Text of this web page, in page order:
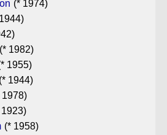
(* 1974)
(* 1982)
1955)
(* 1944)
1978)
1923)
(* 1958)